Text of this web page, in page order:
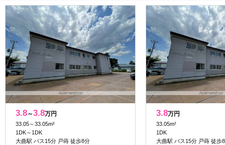
3.8～3.8万円
33.05～33.05m²
1DK～1DK
大曲駅 バス15分 戸蒔 徒歩8分
3.8万円
33.05m²
1DK
大曲駅 バス15分 戸蒔 徒歩